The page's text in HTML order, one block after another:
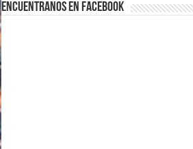
Encuentranos en Facebook